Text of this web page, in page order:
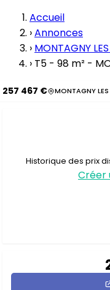
Accueil
›Annonces
› MONTAGNY LES
› T5 - 98 m² -
257 467 € MONTAGNY LES
Historique des prix
Créer